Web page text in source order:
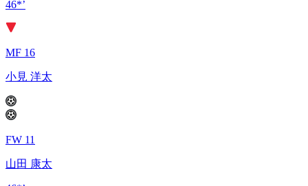
46*’
MF 16
小見 洋太
FW 11
山田 康太